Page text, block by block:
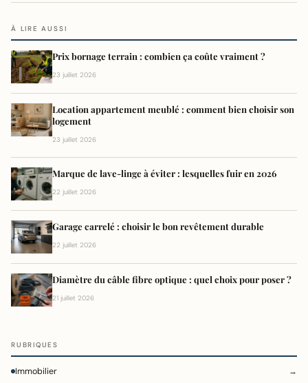
À LIRE AUSSI
Prix bornage terrain : combien ça coûte vraiment ?
23 juillet 2026
Location appartement meublé : comment bien choisir son
logement
23 juillet 2026
Marque de lave-linge à éviter : lesquelles fuir en 2026
22 juillet 2026
Garage carrelé : choisir le bon revêtement durable
22 juillet 2026
Diamètre du câble fibre optique : quel choix pour poser ?
21 juillet 2026
RUBRIQUES
Immobilier →